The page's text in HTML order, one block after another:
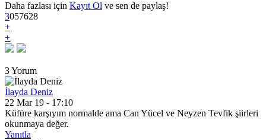
Daha fazlası için Kayıt Ol ve sen de paylaş!
3057628
+
+
3 Yorum
İlayda Deniz
22 Mar 19 - 17:10
Küfüre karşıyım normalde ama Can Yücel ve Neyzen Tevfik şiirleri
okunmaya değer.
Yanıtla